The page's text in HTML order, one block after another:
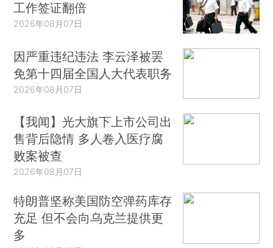
工作签证翻倍
2026年08月07日
因严重违纪违法 李云泽被罢
免第十四届全国人大代表职务
2026年08月07日
【我闻】光大旗下上市公司出
售背后隐情 多人卷入医疗腐
败案被查
2026年08月07日
特朗普坚称美国防空弹药库存
充足 但不会向乌克兰提供更
多